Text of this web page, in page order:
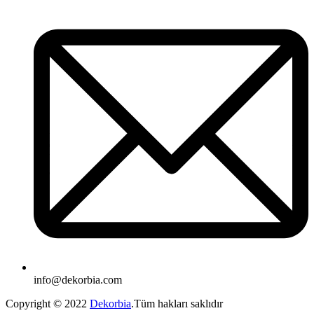
info@dekorbia.com
Copyright © 2022 Dekorbia.Tüm hakları saklıdır